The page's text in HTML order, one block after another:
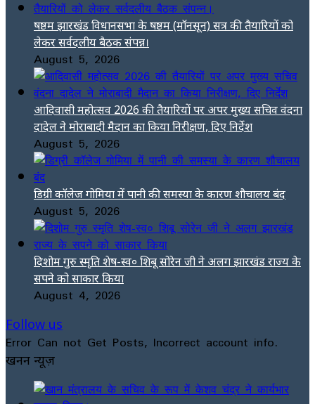
षष्ठम झारखंड विधानसभा के षष्ठम (मॉनसून) सत्र की तैयारियों को
लेकर सर्वदलीय बैठक संपन्न।
August 5, 2026
आदिवासी महोत्सव 2026 की तैयारियों पर अपर मुख्य सचिव वंदना
दादेल ने मोराबादी मैदान का किया निरीक्षण, दिए निर्देश
August 5, 2026
डिग्री कॉलेज गोमिया में पानी की समस्या के कारण शौचालय बंद
August 5, 2026
दिशोम गुरु स्मृति शेष-स्व० शिबू सोरेन जी ने अलग झारखंड राज्य के
सपने को साकार किया
August 4, 2026
Follow us
Error Can not Get Posts, Incorrect account info.
खनन न्यूज़